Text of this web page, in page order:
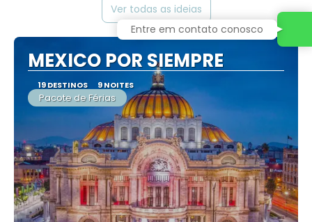
Ver todas as ideias
MEXICO POR SIEMPRE
19 DESTINOS 9 NOITES
Pacote de Férias
Entre em contato conosco